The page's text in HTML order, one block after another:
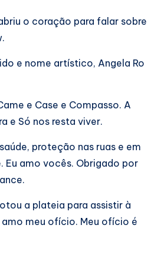
o coração para falar sobre
e nome artístico, Angela Ro
e Case e Compasso. A
e Só nos resta viver.
proteção nas ruas e em
Eu amo vocês. Obrigado por
a plateia para assistir à
meu ofício. Meu ofício é